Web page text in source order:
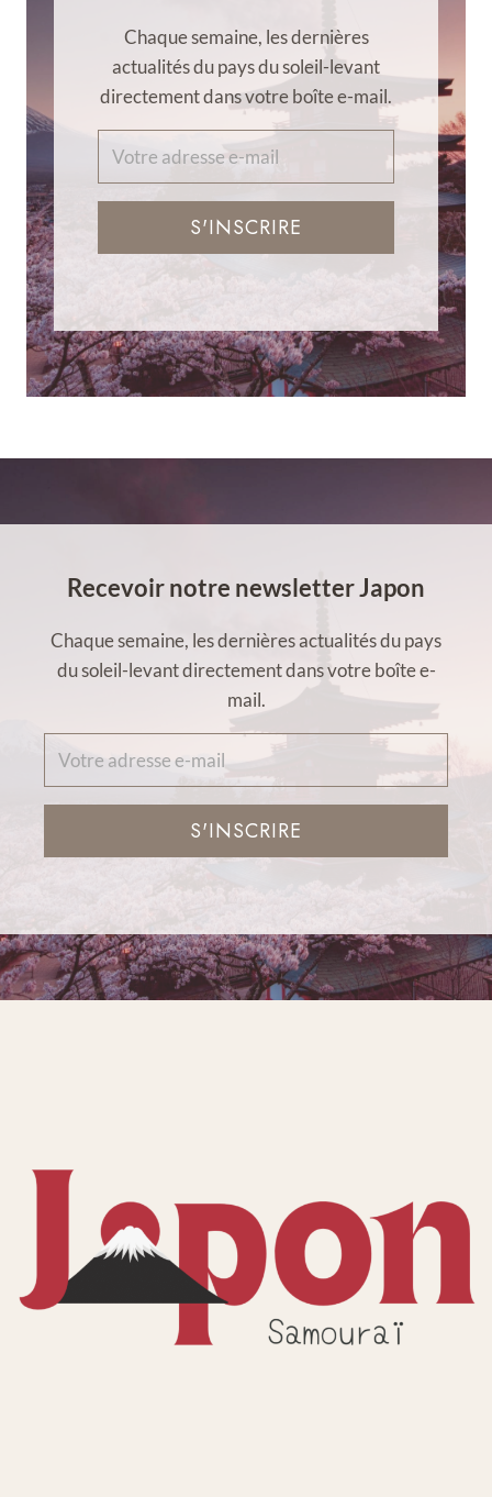
Chaque semaine, les dernières
actualités du pays du soleil-levant
directement dans votre boîte e-mail.
S'INSCRIRE
Recevoir notre newsletter Japon
Chaque semaine, les dernières actualités du pays
du soleil-levant directement dans votre boîte e-
mail.
S'INSCRIRE